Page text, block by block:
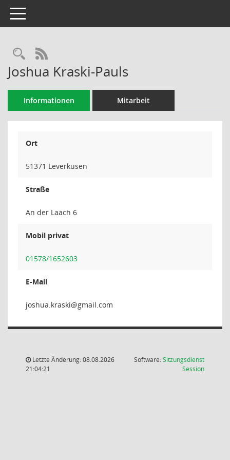
Toggle navigation
Rechercheauswahl
RSS-Feed
Joshua Kraski-Pauls
Informationen Mitarbeit
Ort
51371 Leverkusen
Straße
An der Laach 6
Mobil privat
01578/1652603
E-Mail
iksark.
Letzte Änderung: 08.08.2026
21:04:21
Software:Sitzungsdienst
Session(Wird in